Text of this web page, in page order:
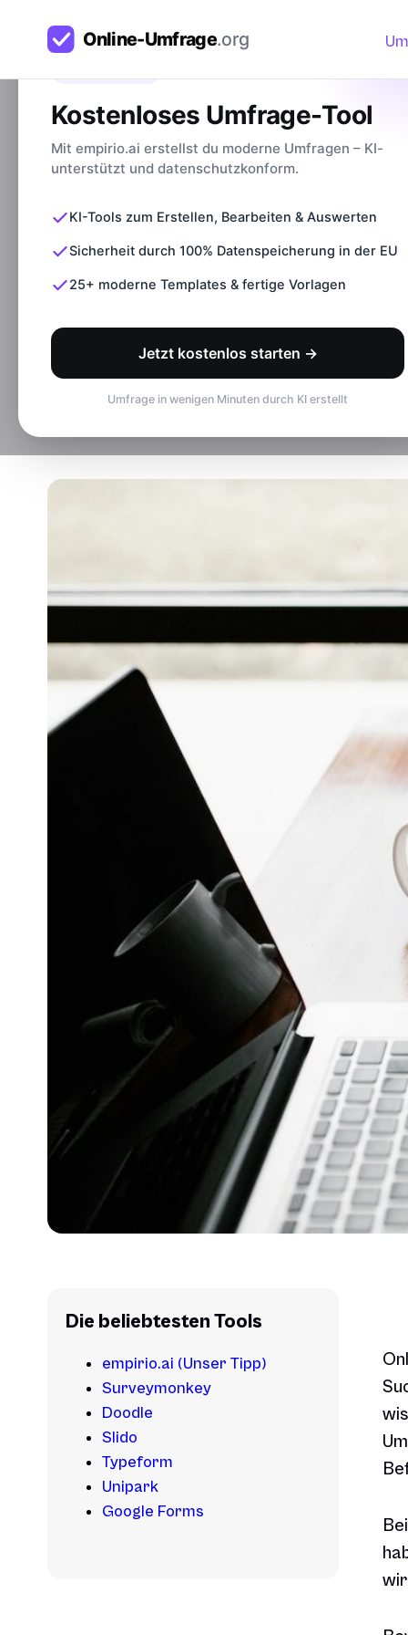
Kostenloses Umfrage-Tool
Mit empirio.ai erstellst du moderne Umfragen – KI-
unterstützt und datenschutzkonform.
KI-Tools zum Erstellen, Bearbeiten & Auswerten
Sicherheit durch 100% Datenspeicherung in der EU
25+ moderne Templates & fertige Vorlagen
Jetzt kostenlos starten →
Umfrage in wenigen Minuten durch KI erstellt
Die beliebtesten Tools
empirio.ai (Unser Tipp)
Surveymonkey
Doodle
Slido
Typeform
Unipark
Google Forms